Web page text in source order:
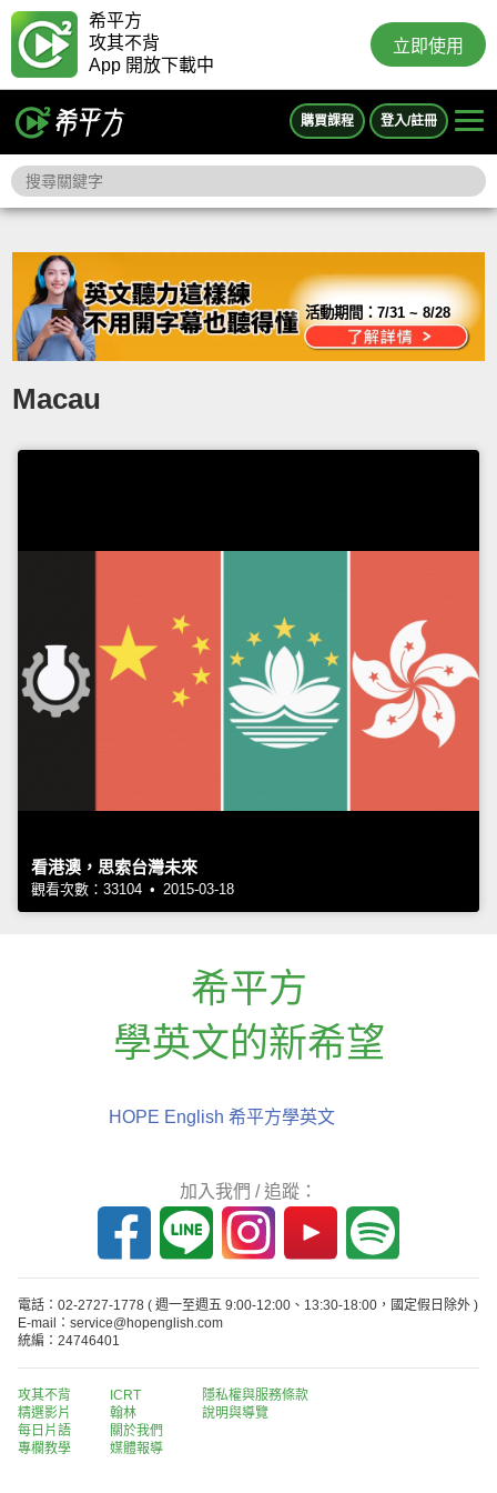
希平方
攻其不背
App 開放下載中
立即使用
購買課程 登入/註冊
活動期間：7/31 ~ 8/28
Macau
看港澳，思索台灣未來
觀看次數：33104 • 2015-03-18
希平方
學英文的新希望
HOPE English 希平方學英文
加入我們 / 追蹤：
電話：02-2727-1778 ( 週一至週五 9:00-12:00、13:30-18:00，國定假日除外 )
E-mail：service@hopenglish.com
統編：24746401
攻其不背
精選影片
每日片語
專欄教學
ICRT
翰林
關於我們
媒體報導
隱私權與服務條款
說明與導覽